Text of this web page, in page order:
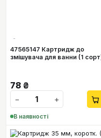
-
47565147 Картридж до
змішувача для ванни (1
78 ₴
−
+
В наявності